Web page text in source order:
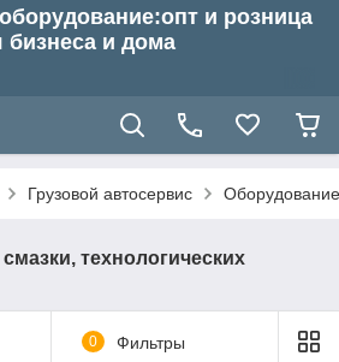
и розница
бизнеса и дома
Грузовой автосервис
технологических
0 Фильтры